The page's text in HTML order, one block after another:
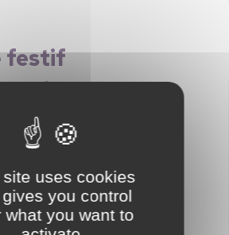
festif
uses cookies
you control
what you want to